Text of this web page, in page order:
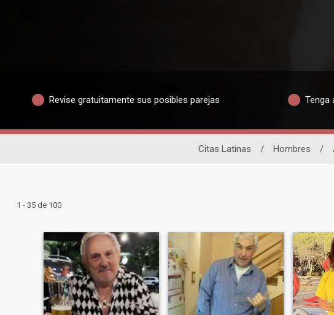
Revise gratuitamente sus posibles parejas Tenga
Citas Latinas / Hombres /
1 - 35 de 100